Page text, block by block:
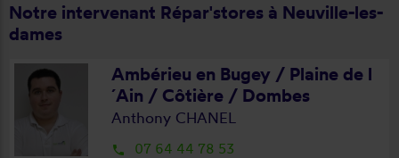
Notre intervenant Répar'stores à Neuville-les-
dames
Ambérieu en Bugey / Plaine de l
´Ain / Côtière / Dombes
Anthony CHANEL
local_phone 07 64 44 78 53